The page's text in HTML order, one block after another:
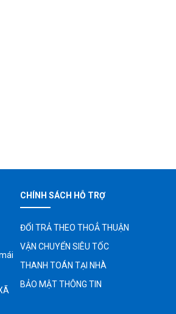
CHÍNH SÁCH HỖ TRỢ
ĐỔI TRẢ THEO THOẲ THUẬN
VẬN CHUYỂN SIÊU TỐC
THANH TOÁN TẠI NHÀ
BẢO MẬT THÔNG TIN